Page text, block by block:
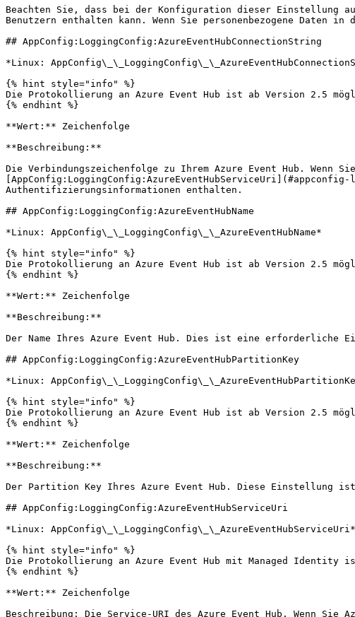
Beachten Sie, dass bei der Konfiguration dieser Einstellung
Benutzern enthalten kann. Wenn Sie personenbezogene
## AppConfig:LoggingConfig:AzureEventHubConnectionString
*Linux:
{% hint style="info" %}
Die Protokollierung an Azure Event Hub ist ab Version 2.5
{% endhint %}
**Wert:** Zeichenfolge
**Beschreibung:**
Die Verbindungszeichenfolge zu Ihrem Azure Event Hub. Wenn
Authentifizierungsinformationen enthalten.
## AppConfig:LoggingConfig:AzureEventHubName
*Linux: AppConfig\_\_LoggingConfig\_\_AzureEventHubName*
{% hint style="info" %}
Die Protokollierung an Azure Event Hub ist ab Version 2.5
{% endhint %}
**Wert:** Zeichenfolge
**Beschreibung:**
Der Name Ihres Azure Event Hub. Dies ist eine erforderliche
## AppConfig:LoggingConfig:AzureEventHubPartitionKey
*Linux:
{% hint style="info" %}
Die Protokollierung an Azure Event Hub ist ab Version 2.5
{% endhint %}
**Wert:** Zeichenfolge
**Beschreibung:**
Der Partition Key Ihres Azure Event Hub. Diese Einstellung
## AppConfig:LoggingConfig:AzureEventHubServiceUri
*Linux: AppConfig\_\_LoggingConfig\_\_AzureEventHubServiceUri*
{% hint style="info" %}
Die Protokollierung an Azure Event Hub mit Managed Identity
{% endhint %}
**Wert:** Zeichenfolge
Beschreibung: Die Service-URI des Azure Event Hub. Wenn Sie